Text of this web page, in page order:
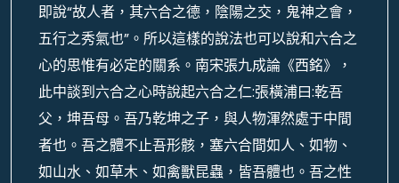
即說“故人者，其六合之德，陰陽之交，鬼神之會，
五行之秀氣也”。所以這樣的說法也可以說和六合之
心的思惟有必定的關系。南宋張九成論《西銘》，
此中談到六合之心時說起六合之仁:張橫浦曰:乾吾
父，坤吾母。吾乃乾坤之子，與人物渾然處于中間
者也。吾之體不止吾形骸，塞六合間如人、如物、
如山水、如草木、如禽獸昆蟲，皆吾體也。吾之性